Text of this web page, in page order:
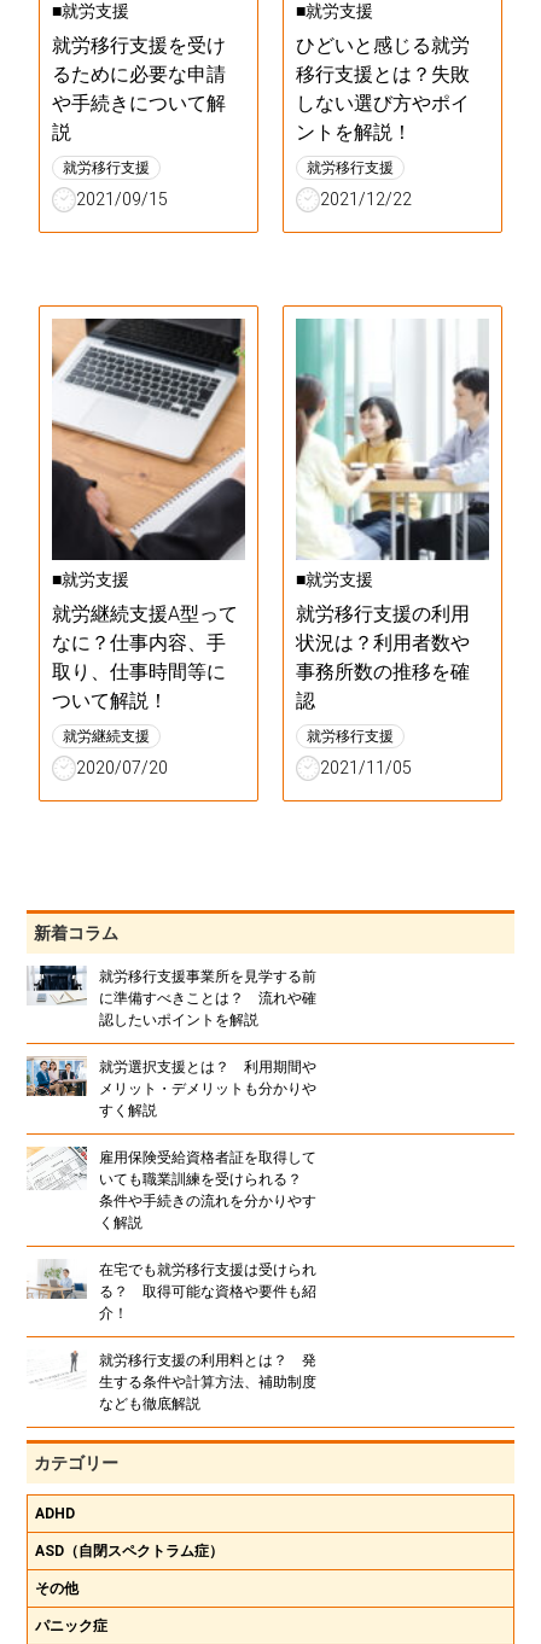
■就労支援
就労移行支援を受け
るために必要な申請
や手続きについて解
説
就労移行支援
2021/09/15
■就労支援
ひどいと感じる就労
移行支援とは？失敗
しない選び方やポイ
ントを解説！
就労移行支援
2021/12/22
■就労支援
就労継続支援A型って
なに？仕事内容、手
取り、仕事時間等に
ついて解説！
就労継続支援
2020/07/20
■就労支援
就労移行支援の利用
状況は？利用者数や
事務所数の推移を確
認
就労移行支援
2021/11/05
新着コラム
就労移行支援事業所を見学する前
に準備すべきことは？ 流れや確
認したいポイントを解説
就労選択支援とは？ 利用期間や
メリット・デメリットも分かりや
すく解説
雇用保険受給資格者証を取得して
いても職業訓練を受けられる？
条件や手続きの流れを分かりやす
く解説
在宅でも就労移行支援は受けられ
る？ 取得可能な資格や要件も紹
介！
就労移行支援の利用料とは？ 発
生する条件や計算方法、補助制度
なども徹底解説
カテゴリー
ADHD
ASD（自閉スペクトラム症）
その他
パニック症